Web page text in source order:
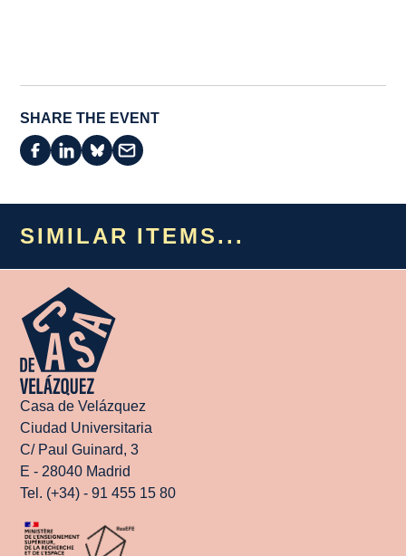
SHARE THE EVENT
SIMILAR ITEMS...
Casa de Velázquez
Ciudad Universitaria
C/ Paul Guinard, 3
E - 28040 Madrid
Tel. (+34) - 91 455 15 80